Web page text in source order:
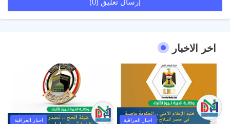
إرسال تعليق (0)
اخر الاخبار
اخبار العراقية اخبار العراقية